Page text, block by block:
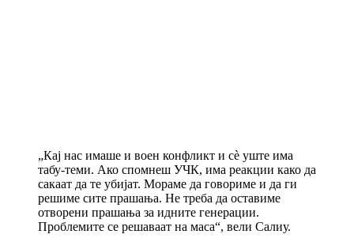
„Кај нас имаше и воен конфликт и сè уште има
табу-теми. Ако спомнеш УЧК, има реакции како да
сакаат да те убијат. Мораме да говориме и да ги
решиме сите прашања. Не треба да оставиме
отворени прашања за идните генерации.
Проблемите се решаваат на маса“, вели Салиу.